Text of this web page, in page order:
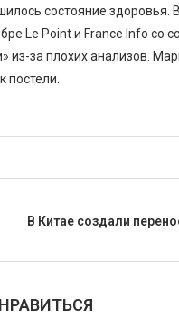
состояние здоровья.
Le Point и France Info со
из-за плохих анализов.
постели.
В Китае создали